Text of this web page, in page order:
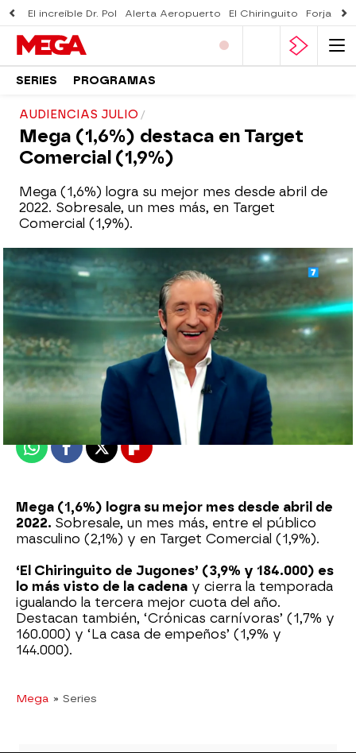
El increíble Dr. Pol Alerta Aeropuerto El Chiringuito Forjado
SERIES PROGRAMAS
AUDIENCIAS JULIO
Mega (1,6%) destaca en Target
Comercial (1,9%)
Mega (1,6%) logra su mejor mes desde abril de
2022. Sobresale, un mes más, en Target
Comercial (1,9%).
mega
Publicado:31 de julio de 2023, 14:54
WhatsappFacebook
X Flipboard
Mega (1,6%) logra su mejor mes desde abril de
2022. Sobresale, un mes más, entre el público
masculino (2,1%) y en Target Comercial (1,9%).
‘El Chiringuito de Jugones’ (3,9% y 184.000) es
lo más visto de la cadena y cierra la temporada
igualando la tercera mejor cuota del año.
Destacan también, ‘Crónicas carnívoras’ (1,7% y
160.000) y ‘La casa de empeños’ (1,9% y
144.000).
Mega » Series